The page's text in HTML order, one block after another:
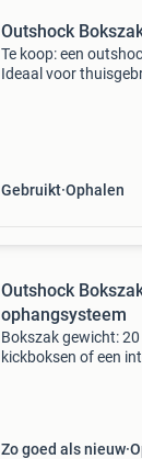
Outshock
Te koop: een
Ideaal voor
Gebruikt Ophalen
Outshock
ophangsysteem
Bokszak gewicht:
kickboksen of een
Zo goed als nieuw